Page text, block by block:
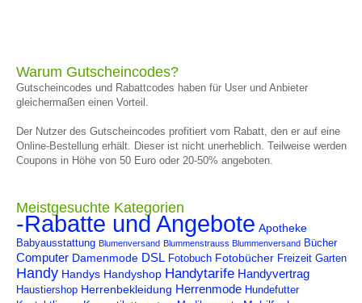
Warum Gutscheincodes?
Gutscheincodes und Rabattcodes haben für User und Anbieter
gleichermaßen einen Vorteil.
Der Nutzer des Gutscheincodes profitiert vom Rabatt, den er auf eine
Online-Bestellung erhält. Dieser ist nicht unerheblich. Teilweise werden
Coupons in Höhe von 50 Euro oder 20-50% angeboten.
Meistgesuchte Kategorien
-Rabatte und Angebote Apotheke
Babyausstattung Blumenversand Blummenstrauss Blummenversand Bücher
Computer Damenmode DSL Fotobuch Fotobücher Freizeit Garten
Handy Handys Handyshop Handytarife Handyvertrag
Haustiershop Herrenbekleidung Herrenmode Hundefutter